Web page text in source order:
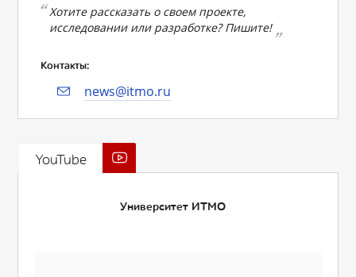
Хотите рассказать о своем проекте,
исследовании или разработке? Пишите!
Контакты:
news@itmo.ru
YouTube
Университет ИТМО